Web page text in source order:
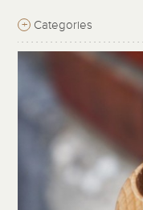
+ Categories